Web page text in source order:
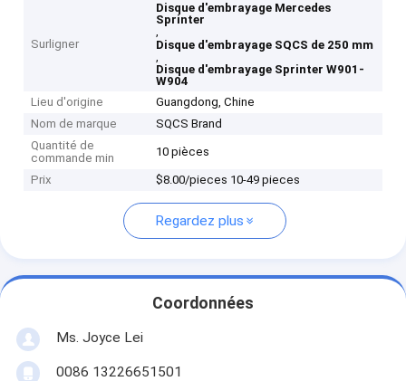
Surligner
Disque d'embrayage Mercedes
Sprinter
,
Disque d'embrayage SQCS de 250 mm
,
Disque d'embrayage Sprinter W901-
W904
Lieu d'origine
Guangdong, Chine
Nom de marque
SQCS Brand
Quantité de
commande min
10 pièces
Prix $8.00/pieces 10-49 pieces
Regardez plus
Coordonnées
Ms. Joyce Lei
0086 13226651501